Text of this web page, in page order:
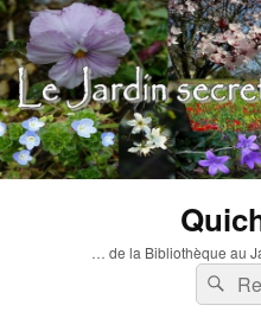
… de la Bibliothèque au